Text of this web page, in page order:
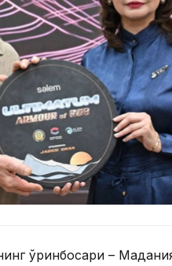
ўринбосари –